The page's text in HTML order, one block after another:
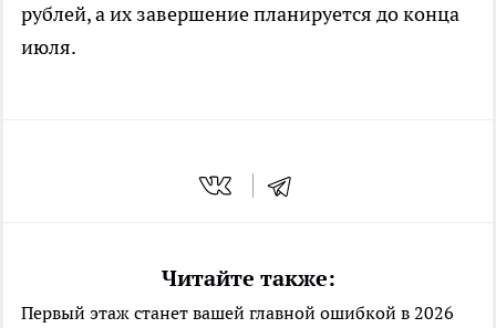
рублей, а их завершение планируется до конца
июля.
Читайте также:
Первый этаж станет вашей главной ошибкой в 2026